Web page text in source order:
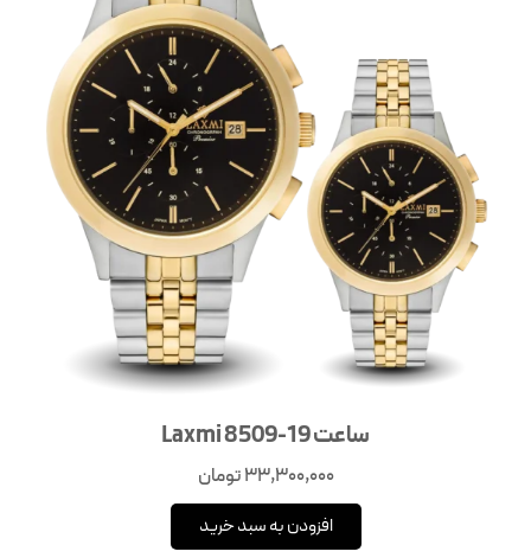
ساعت Laxmi 8509-19
33,300,000تومان
افزودن به سبد خرید